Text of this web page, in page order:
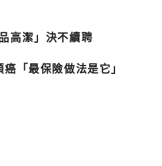
高潔」決不續聘
「最保險做法是它」